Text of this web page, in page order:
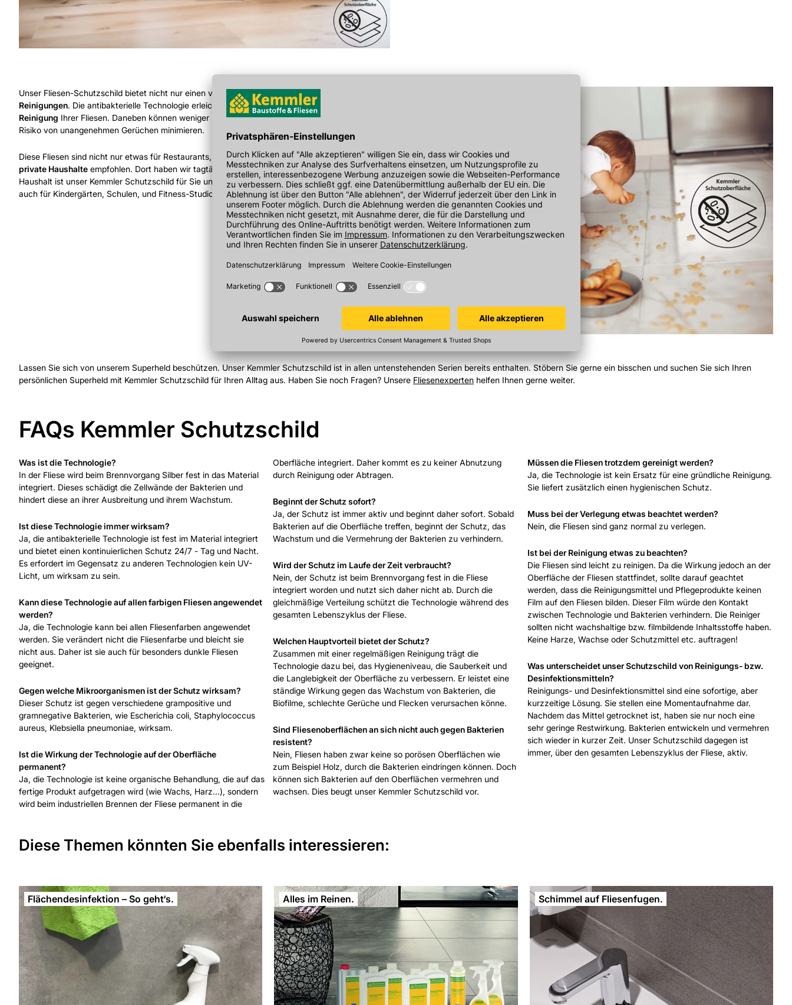
Unser Fliesen-Schutzschild bietet nicht nur einen verbesserten Schutz
zwischen den
Reinigungen. Die antibakterielle Technologie erleichtert und vervollständigt auch die normale
Reinigung Ihrer Fliesen. Daneben können weniger Bakterien auf einer Oberfläche zusätzlich das
Risiko von unangenehmen Gerüchen minimieren.
Diese Fliesen sind nicht nur etwas für Restaurants, Arztpraxen und SPAs. Sie werden auch für
private Haushalte empfohlen. Dort haben wir tagtäglich viele Kontakte. Gerade im privaten
Haushalt ist unser Kemmler Schutzschild für Sie und Ihre Liebsten ein zusätzlicher Schutz. Aber
auch für Kindergärten, Schulen, und Fitness-Studios ist unser Schutzschild geeignet.
Lassen Sie sich von unserem Superheld beschützen. Unser Kemmler Schutzschild ist in allen untenstehenden Serien bereits enthalten. Stöbern Sie gerne ein bisschen und suchen Sie sich Ihren
persönlichen Superheld mit Kemmler Schutzschild für Ihren Alltag aus. Haben Sie noch Fragen? Unsere Fliesenexperten helfen Ihnen gerne weiter.
FAQs Kemmler Schutzschild
Was ist die Technologie?
In der Fliese wird beim Brennvorgang Silber fest in das Material
integriert. Dieses schädigt die Zellwände der Bakterien und
hindert diese an ihrer Ausbreitung und ihrem Wachstum.
Ist diese Technologie immer wirksam?
Ja, die antibakterielle Technologie ist fest im Material integriert
und bietet einen kontinuierlichen Schutz 24/7 - Tag und Nacht.
Es erfordert im Gegensatz zu anderen Technologien kein UV-
Licht, um wirksam zu sein.
Kann diese Technologie auf allen farbigen Fliesen angewendet
werden?
Ja, die Technologie kann bei allen Fliesenfarben angewendet
werden. Sie verändert nicht die Fliesenfarbe und bleicht sie
nicht aus. Daher ist sie auch für besonders dunkle Fliesen
geeignet.
Gegen welche Mikroorganismen ist der Schutz wirksam?
Dieser Schutz ist gegen verschiedene grampositive und
gramnegative Bakterien, wie Escherichia coli, Staphylococcus
aureus, Klebsiella pneumoniae, wirksam.
Ist die Wirkung der Technologie auf der Oberfläche
permanent?
Ja, die Technologie ist keine organische Behandlung, die auf das
fertige Produkt aufgetragen wird (wie Wachs, Harz...), sondern
wird beim industriellen Brennen der Fliese permanent in die
Oberfläche integriert. Daher kommt es zu keiner Abnutzung
durch Reinigung oder Abtragen.
Beginnt der Schutz sofort?
Ja, der Schutz ist immer aktiv und beginnt daher sofort. Sobald
Bakterien auf die Oberfläche treffen, beginnt der Schutz, das
Wachstum und die Vermehrung der Bakterien zu verhindern.
Wird der Schutz im Laufe der Zeit verbraucht?
Nein, der Schutz ist beim Brennvorgang fest in die Fliese
integriert worden und nutzt sich daher nicht ab. Durch die
gleichmäßige Verteilung schützt die Technologie während des
gesamten Lebenszyklus der Fliese.
Welchen Hauptvorteil bietet der Schutz?
Zusammen mit einer regelmäßigen Reinigung trägt die
Technologie dazu bei, das Hygieneniveau, die Sauberkeit und
die Langlebigkeit der Oberfläche zu verbessern. Er leistet eine
ständige Wirkung gegen das Wachstum von Bakterien, die
Biofilme, schlechte Gerüche und Flecken verursachen könne.
Sind Fliesenoberflächen an sich nicht auch gegen Bakterien
resistent?
Nein, Fliesen haben zwar keine so porösen Oberflächen wie
zum Beispiel Holz, durch die Bakterien eindringen können. Doch
können sich Bakterien auf den Oberflächen vermehren und
wachsen. Dies beugt unser Kemmler Schutzschild vor.
Müssen die Fliesen trotzdem gereinigt werden?
Ja, die Technologie ist kein Ersatz für eine gründliche Reinigung.
Sie liefert zusätzlich einen hygienischen Schutz.
Muss bei der Verlegung etwas beachtet werden?
Nein, die Fliesen sind ganz normal zu verlegen.
Ist bei der Reinigung etwas zu beachten?
Die Fliesen sind leicht zu reinigen. Da die Wirkung jedoch an der
Oberfläche der Fliesen stattfindet, sollte darauf geachtet
werden, dass die Reinigungsmittel und Pflegeprodukte keinen
Film auf den Fliesen bilden. Dieser Film würde den Kontakt
zwischen Technologie und Bakterien verhindern. Die Reiniger
sollten nicht wachshaltige bzw. filmbildende Inhaltsstoffe haben.
Keine Harze, Wachse oder Schutzmittel etc. auftragen!
Was unterscheidet unser Schutzschild von Reinigungs- bzw.
Desinfektionsmitteln?
Reinigungs- und Desinfektionsmittel sind eine sofortige, aber
kurzzeitige Lösung. Sie stellen eine Momentaufnahme dar.
Nachdem das Mittel getrocknet ist, haben sie nur noch eine
sehr geringe Restwirkung. Bakterien entwickeln und vermehren
sich wieder in kurzer Zeit. Unser Schutzschild dagegen ist
immer, über den gesamten Lebenszyklus der Fliese, aktiv.
Diese Themen könnten Sie ebenfalls interessieren:
Flächendesinfektion – So geht‘s. Alles im Reinen. Schimmel auf Fliesenfugen.